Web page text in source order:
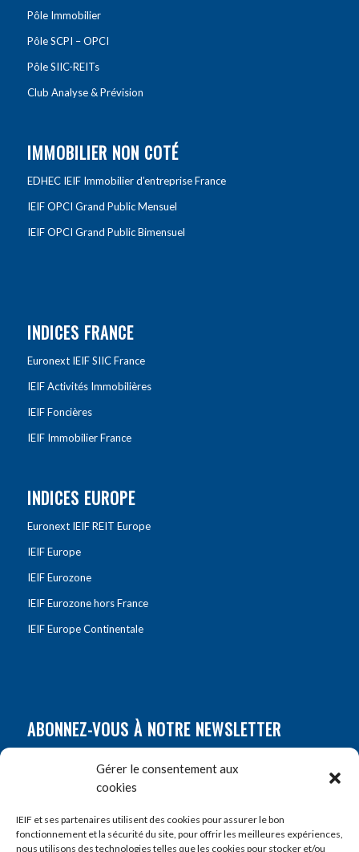
Gérer le consentement aux
cookies
IEIF et ses partenaires utilisent des cookies pour assurer le bon
fonctionnement et la sécurité du site, pour offrir les meilleures expériences,
nous utilisons des technologies telles que les cookies pour stocker et/ou
Pôle Immobilier
Pôle SCPI – OPCI
Pôle SIIC-REITs
Club Analyse & Prévision
IMMOBILIER NON COTÉ
EDHEC IEIF Immobilier d’entreprise France
IEIF OPCI Grand Public Mensuel
IEIF OPCI Grand Public Bimensuel
INDICES FRANCE
Euronext IEIF SIIC France
IEIF Activités Immobilières
IEIF Foncières
IEIF Immobilier France
INDICES EUROPE
Euronext IEIF REIT Europe
IEIF Europe
IEIF Eurozone
IEIF Eurozone hors France
IEIF Europe Continentale
ABONNEZ-VOUS À NOTRE NEWSLETTER
Prénom*